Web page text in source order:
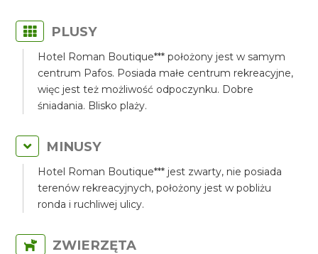
PLUSY
Hotel Roman Boutique*** położony jest w samym
centrum Pafos. Posiada małe centrum rekreacyjne,
więc jest też możliwość odpoczynku. Dobre
śniadania. Blisko plaży.
MINUSY
Hotel Roman Boutique*** jest zwarty, nie posiada
terenów rekreacyjnych, położony jest w pobliżu
ronda i ruchliwej ulicy.
ZWIERZĘTA